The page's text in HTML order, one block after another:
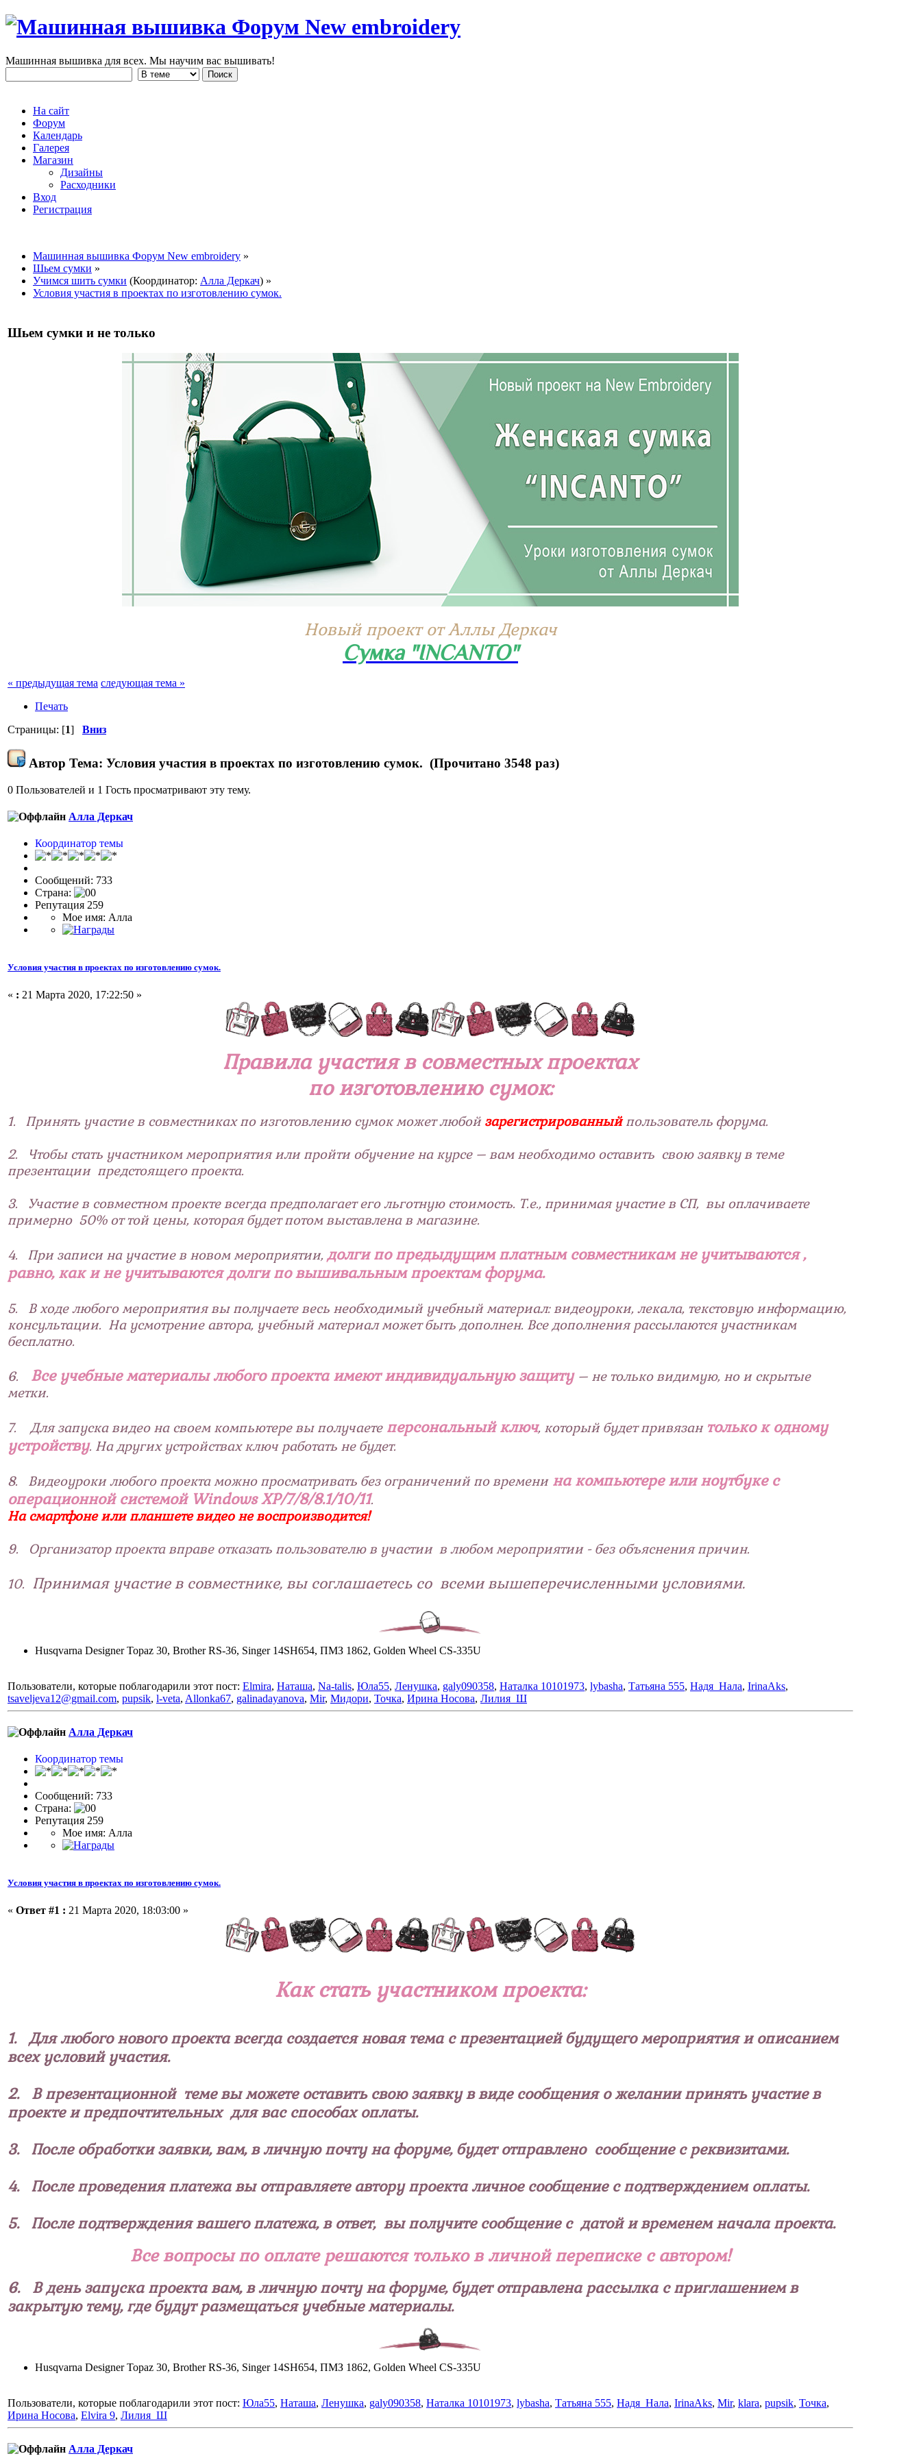
Машинная вышивка для всех. Мы научим вас вышивать!
На сайт
Форум
Календарь
Галерея
Магазин
Дизайны
Расходники
Вход
Регистрация
Машинная вышивка Форум New embroidery »
Шьем сумки »
Учимся шить сумки (Координатор: Алла Деркач) »
Условия участия в проектах по изготовлению сумок.
Шьем сумки и не только
Новый проект от Аллы Деркач
Сумка "INCANTO"
« предыдущая тема следующая тема »
Печать
Страницы: [1] Вниз
Автор Тема: Условия участия в проектах по изготовлению сумок. (Прочитано 3548 раз)
0 Пользователей и 1 Гость просматривают эту тему.
Алла Деркач
Координатор темы
Сообщений: 733
Страна:
Репутация 259
Мое имя: Алла
Условия участия в проектах по изготовлению сумок.
« : 21 Марта 2020, 17:22:50 »
Правила участия в совместных проектах
по изготовлению сумок:
1. Принять участие в совместниках по изготовлению сумок может любой зарегистрированныйпользователь форума.
2. Чтобы стать участником мероприятия или пройти обучение на курсе – вам необходимо оставить свою заявку в теме
презентации предстоящего проекта.
3. Участие в совместном проекте всегда предполагает его льготную стоимость. Т.е., принимая участие в СП, вы оплачиваете
примерно 50% от той цены, которая будет потом выставлена в магазине.
4. При записи на участие в новом мероприятии, долги по предыдущим платным совместникам не учитываются ,
равно, как и не учитываются долги по вышивальным проектам форума.
5. В ходе любого мероприятия вы получаете весь необходимый учебный материал: видеоуроки, лекала, текстовую информацию,
консультации. На усмотрение автора, учебный материал может быть дополнен. Все дополнения рассылаются участникам
бесплатно.
6. Все учебные материалы любого проекта имеют индивидуальную защиту – не только видимую, но и скрытые
метки.
7. Для запуска видео на своем компьютере вы получаете персональный ключ, который будет привязан только к одному
устройству. На других устройствах ключ работать не будет.
8. Видеоуроки любого проекта можно просматривать без ограничений по времени на компьютере или ноутбуке c
операционной системой Windows XP/7/8/8.1/10/11.
На смартфоне или планшете видео не воспроизводится!
9. Организатор проекта вправе отказать пользователю в участии в любом мероприятии - без объяснения причин.
10. Принимая участие в совместнике, вы соглашаетесь со всеми вышеперечисленными условиями.
Husqvarna Designer Topaz 30, Brother RS-36, Singer 14SH654, ПМЗ 1862, Golden Wheel CS-335U
Пользователи, которые поблагодарили этот пост: Elmira, Наташа, Na-talis, Юла55, Ленушка, galy090358, Наталка 10101973, lybasha, Татьяна 555, Надя_Нала, IrinaAks,
tsaveljeva12@gmail.com, pupsik, l-veta, Allonka67, galinadayanova, Mir, Мидори, Точка, Ирина Носова, Лилия_Ш
Алла Деркач
Координатор темы
Сообщений: 733
Страна:
Репутация 259
Мое имя: Алла
Условия участия в проектах по изготовлению сумок.
« Ответ #1 : 21 Марта 2020, 18:03:00 »
Как стать участником проекта:
1. Для любого нового проекта всегда создается новая тема с презентацией будущего мероприятия и описанием
всех условий участия.
2. В презентационной теме вы можете оставить свою заявку в виде сообщения о желании принять участие в
проекте и предпочтительных для вас способах оплаты.
3. После обработки заявки, вам, в личную почту на форуме, будет отправлено сообщение с реквизитами.
4. После проведения платежа вы отправляете автору проекта личное сообщение с подтверждением оплаты.
5. После подтверждения вашего платежа, в ответ, вы получите сообщение с датой и временем начала проекта.
Все вопросы по оплате решаются только в личной переписке с автором!
6. В день запуска проекта вам, в личную почту на форуме, будет отправлена рассылка с приглашением в
закрытую тему, где будут размещаться учебные материалы.
Husqvarna Designer Topaz 30, Brother RS-36, Singer 14SH654, ПМЗ 1862, Golden Wheel CS-335U
Пользователи, которые поблагодарили этот пост: Юла55, Наташа, Ленушка, galy090358, Наталка 10101973, lybasha, Татьяна 555, Надя_Нала, IrinaAks, Mir, klara, pupsik, Точка,
Ирина Носова, Elvira 9, Лилия_Ш
Алла Деркач